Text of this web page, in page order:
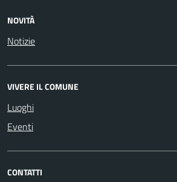
NOVITÀ
Notizie
VIVERE IL COMUNE
Luoghi
Eventi
CONTATTI